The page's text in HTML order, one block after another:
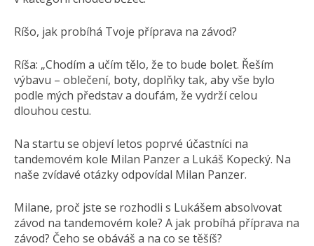
Ríšo, jak probíhá Tvoje příprava na závod?
Ríša: „Chodím a učím tělo, že to bude bolet. Řeším
výbavu – oblečení, boty, doplňky tak, aby vše bylo
podle mých představ a doufám, že vydrží celou
dlouhou cestu.
Na startu se objeví letos poprvé účastníci na
tandemovém kole Milan Panzer a Lukáš Kopecký. Na
naše zvídavé otázky odpovídal Milan Panzer.
Milane, proč jste se rozhodli s Lukášem absolvovat
závod na tandemovém kole? A jak probíhá příprava na
závod? Čeho se obáváš a na co se těšíš?